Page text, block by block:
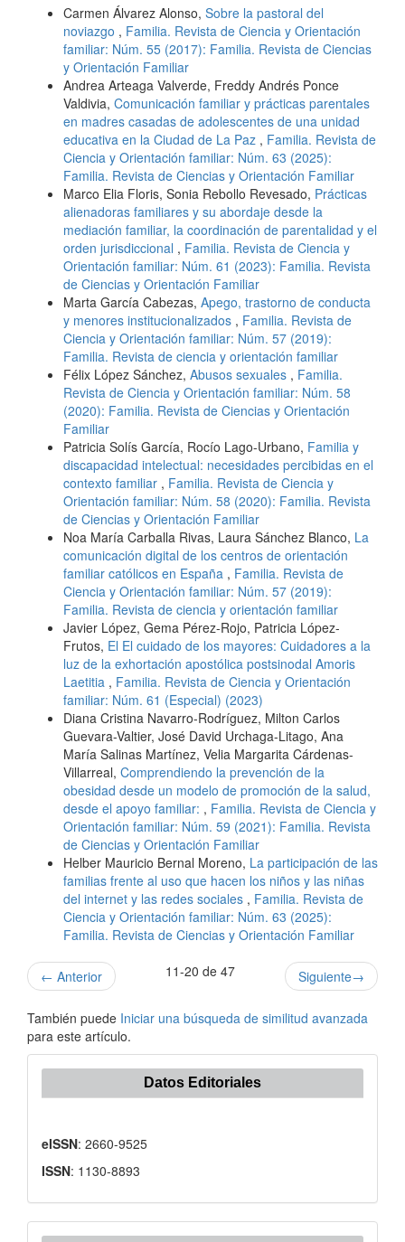
Carmen Álvarez Alonso, Sobre la pastoral del
noviazgo , Familia. Revista de Ciencia y Orientación
familiar: Núm. 55 (2017): Familia. Revista de Ciencias
y Orientación Familiar
Andrea Arteaga Valverde, Freddy Andrés Ponce
Valdivia, Comunicación familiar y prácticas parentales
en madres casadas de adolescentes de una unidad
educativa en la Ciudad de La Paz , Familia. Revista de
Ciencia y Orientación familiar: Núm. 63 (2025):
Familia. Revista de Ciencias y Orientación Familiar
Marco Elia Floris, Sonia Rebollo Revesado, Prácticas
alienadoras familiares y su abordaje desde la
mediación familiar, la coordinación de parentalidad y el
orden jurisdiccional , Familia. Revista de Ciencia y
Orientación familiar: Núm. 61 (2023): Familia. Revista
de Ciencias y Orientación Familiar
Marta García Cabezas, Apego, trastorno de conducta
y menores institucionalizados , Familia. Revista de
Ciencia y Orientación familiar: Núm. 57 (2019):
Familia. Revista de ciencia y orientación familiar
Félix López Sánchez, Abusos sexuales , Familia.
Revista de Ciencia y Orientación familiar: Núm. 58
(2020): Familia. Revista de Ciencias y Orientación
Familiar
Patricia Solís García, Rocío Lago-Urbano, Familia y
discapacidad intelectual: necesidades percibidas en el
contexto familiar , Familia. Revista de Ciencia y
Orientación familiar: Núm. 58 (2020): Familia. Revista
de Ciencias y Orientación Familiar
Noa María Carballa Rivas, Laura Sánchez Blanco, La
comunicación digital de los centros de orientación
familiar católicos en España , Familia. Revista de
Ciencia y Orientación familiar: Núm. 57 (2019):
Familia. Revista de ciencia y orientación familiar
Javier López, Gema Pérez-Rojo, Patricia López-
Frutos, El El cuidado de los mayores: Cuidadores a la
luz de la exhortación apostólica postsinodal Amoris
Laetitia , Familia. Revista de Ciencia y Orientación
familiar: Núm. 61 (Especial) (2023)
Diana Cristina Navarro-Rodríguez, Milton Carlos
Guevara-Valtier, José David Urchaga-Litago, Ana
María Salinas Martínez, Velia Margarita Cárdenas-
Villarreal, Comprendiendo la prevención de la
obesidad desde un modelo de promoción de la salud,
desde el apoyo familiar: , Familia. Revista de Ciencia y
Orientación familiar: Núm. 59 (2021): Familia. Revista
de Ciencias y Orientación Familiar
Helber Mauricio Bernal Moreno, La participación de las
familias frente al uso que hacen los niños y las niñas
del internet y las redes sociales , Familia. Revista de
Ciencia y Orientación familiar: Núm. 63 (2025):
Familia. Revista de Ciencias y Orientación Familiar
← Anterior 11-20 de 47 Siguiente→
También puede Iniciar una búsqueda de similitud avanzada
para este artículo.
Datos Editoriales
eISSN: 2660-9525
ISSN: 1130-8893